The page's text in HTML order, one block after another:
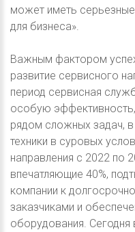
может иметь
для бизнеса».
Важным фактором
развитие сервисного
период сервисная
особую
рядом сложных задач,
техники в суровых
направления с 2022 по
впечатляющие 40%,
компании к
заказчиками и
оборудования.